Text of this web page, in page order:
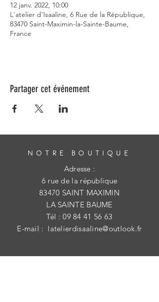
12 janv. 2022, 10:00
L'atelier d'Isaaline, 6 Rue de la République,
83470 Saint-Maximin-la-Sainte-Baume,
France
Partager cet événement
NOTRE BOUTIQUE
Adresse :
6 rue de la république
83470 SAINT MAXIMIN
LA SAINTE BAUME
Tél :09 84 41 56 63
E-mail : latelierdisaaline@outlook.fr